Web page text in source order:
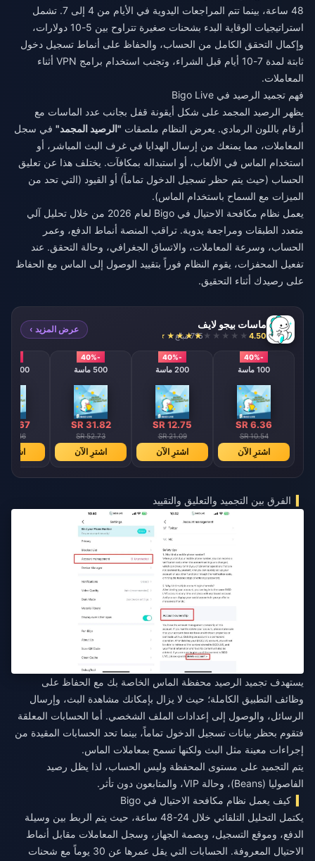
48 ساعة، بينما تتم المراجعات اليدوية في الأيام من 4 إلى 7. تشمل
استراتيجيات الوقاية البدء بشحنات صغيرة تتراوح بين 5-10 دولارات،
وإكمال التحقق الكامل من الحساب، والحفاظ على أنماط تسجيل دخول
ثابتة لمدة 7-10 أيام قبل الشراء، وتجنب استخدام برامج VPN أثناء
المعاملات.
فهم تجميد الرصيد في Bigo Live
يظهر الرصيد المجمد على شكل أيقونة قفل بجانب عدد الماسات مع
أرقام باللون الرمادي. يعرض النظام ملصقات "الرصيد المجمد" في سجل
المعاملات، مما يمنعك من إرسال الهدايا في غرف البث المباشر، أو
استخدام الماس في الألعاب، أو استبداله بمكافآت. يختلف هذا عن تعليق
الحساب (حيث يتم حظر تسجيل الدخول تماماً) أو القيود (التي تحد من
الميزات مع السماح باستخدام الماس).
يعمل نظام مكافحة الاحتيال في Bigo لعام 2026 من خلال تحليل آلي
متعدد الطبقات ومراجعة يدوية. تراقب المنصة أنماط الدفع، وعمر
الحساب، وسرعة المعاملات، والاتساق الجغرافي، وحالة التحقق. عند
تفعيل المحفزات، يقوم النظام فوراً بتقييد الوصول إلى الماس مع الحفاظ
على رصيدك أثناء التحقيق.
ماسات بيجو لايف
4.50 715 مباع
عرض المزيد ›
-40%
100 ماسة
SR 6.36
SR 10.54
اشترِ الآن
-40%
200 ماسة
SR 12.75
SR 21.09
اشترِ الآن
-40%
500 ماسة
SR 31.82
SR 52.73
اشترِ الآن
1000 ألماس
63.67
105.46
اشترِ
الفرق بين التجميد والتعليق والتقييد
يستهدف تجميد الرصيد محفظة الماس الخاصة بك مع الحفاظ على
وظائف التطبيق الكاملة؛ حيث لا يزال بإمكانك مشاهدة البث، وإرسال
الرسائل، والوصول إلى إعدادات الملف الشخصي. أما الحسابات المعلقة
فتقوم بحظر بيانات تسجيل الدخول تماماً، بينما تحد الحسابات المقيدة من
إجراءات معينة مثل البث ولكنها تسمح بمعاملات الماس.
يتم التجميد على مستوى المحفظة وليس الحساب، لذا يظل رصيد
الفاصوليا (Beans)، وحالة VIP، والمتابعون دون تأثر.
كيف يعمل نظام مكافحة الاحتيال في Bigo
يكتمل التحليل التلقائي خلال 24-48 ساعة، حيث يتم الربط بين وسيلة
الدفع، وموقع التسجيل، وبصمة الجهاز، وسجل المعاملات مقابل أنماط
الاحتيال المعروفة. الحسابات التي يقل عمرها عن 30 يوماً مع شحنات